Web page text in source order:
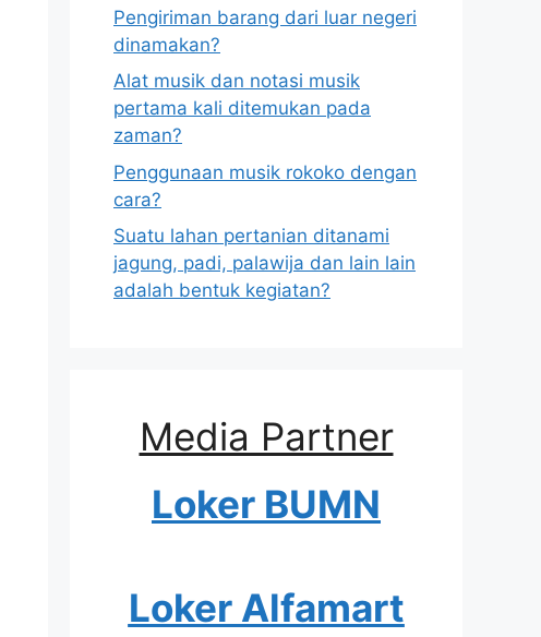
Pengiriman barang dari luar negeri
dinamakan?
Alat musik dan notasi musik
pertama kali ditemukan pada
zaman?
Penggunaan musik rokoko dengan
cara?
Suatu lahan pertanian ditanami
jagung, padi, palawija dan lain lain
adalah bentuk kegiatan?
Media Partner
Loker BUMN
Loker Alfamart